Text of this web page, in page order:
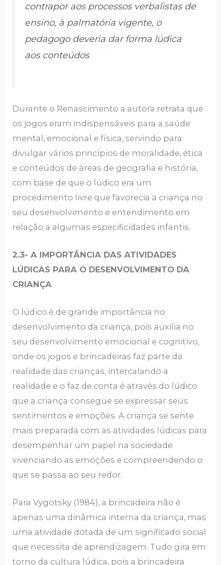
contrapor aos processos verbalistas de
ensino, à palmatória vigente, o
pedagogo deveria dar forma lúdica
aos conteúdos
Durante o Renascimento a autora retrata que
os jogos eram indispensáveis para a saúde
mental, emocional e física, servindo para
divulgar vários princípios de moralidade, ética
e conteúdos de áreas de geografia e história,
com base de que o lúdico era um
procedimento livre que favorecia a criança no
seu desenvolvimento e entendimento em
relação a algumas especificidades infantis.
2.3- A IMPORTÂNCIA DAS ATIVIDADES
LÚDICAS PARA O DESENVOLVIMENTO DA
CRIANÇA
O lúdico é de grande importância no
desenvolvimento da criança, pois auxilia no
seu desenvolvimento emocional e cognitivo,
onde os jogos e brincadeiras faz parte da
realidade das crianças, intercalando a
realidade e o faz de conta é através do lúdico
que a criança consegue se expressar seus
sentimentos e emoções. A criança se sente
mais preparada com as atividades lúdicas para
desempenhar um papel na sociedade
vivenciando as emoções e compreendendo o
que se passa ao seu redor.
Para Vygotsky (1984), a brincadeira não é
apenas uma dinâmica interna da criança, mas
uma atividade dotada de um significado social
que necessita de aprendizagem. Tudo gira em
torno da cultura lúdica, pois a brincadeira